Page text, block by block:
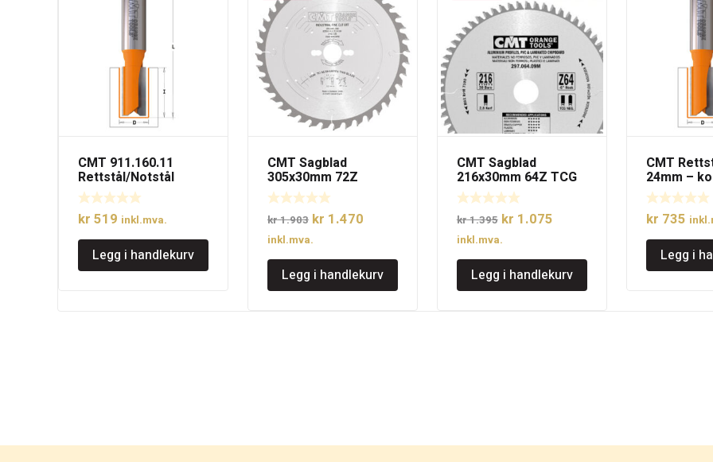
CMT 911.160.11
Rettstål/Notstål
16mm – kort serie
kr 519 inkl.mva.
Legg i handlekurv
CMT Sagblad
305x30mm 72Z
kr1.903 Opprinnelig
pris
var:
kr 1.903.
kr 1.470Nåværende
er:
kr 1.470.
inkl.mva.
Legg i handlekurv
CMT Sagblad
216x30mm 64Z TCG
kr1.395 Opprinnelig
pris
var:
kr 1.395.
kr 1.075Nåværende
er:
kr 1.075.
inkl.mva.
Legg i handlekurv
CMT
24mm –
kr 735
Legg i